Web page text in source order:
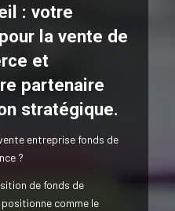
: votre
la vente de
et
partenaire
stratégique.
entreprise fonds de
?
de fonds de
comme le